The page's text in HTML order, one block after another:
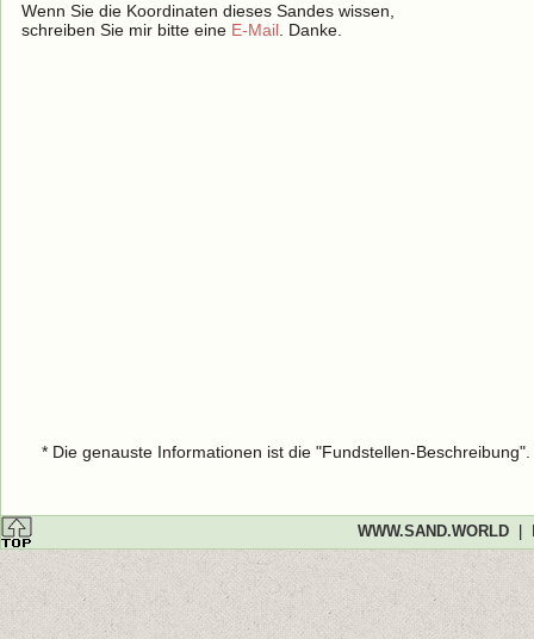
Wenn Sie die Koordinaten dieses Sandes wissen,
schreiben Sie mir bitte eine E-Mail . Danke.
* Die genauste Informationen ist die "Fundstellen-
WWW.SAND.WORLD|